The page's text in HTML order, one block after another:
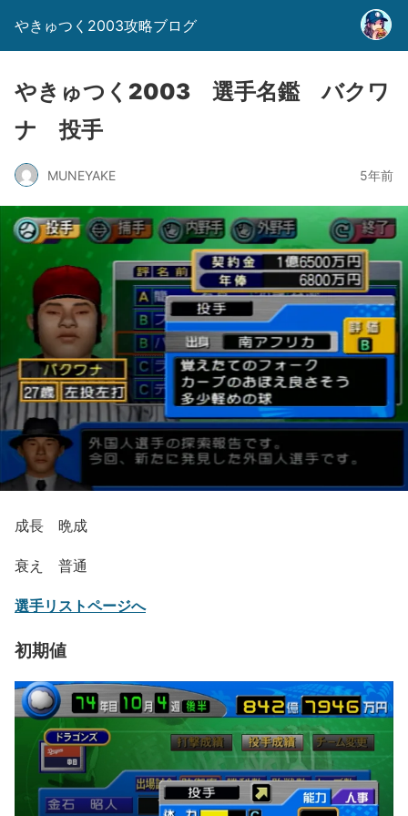
やきゅつく2003攻略ブログ
やきゅつく2003 選手名鑑 バクワ
ナ 投手
MUNEYAKE 5年前
成長 晩成
衰え 普通
選手リストページへ
初期値